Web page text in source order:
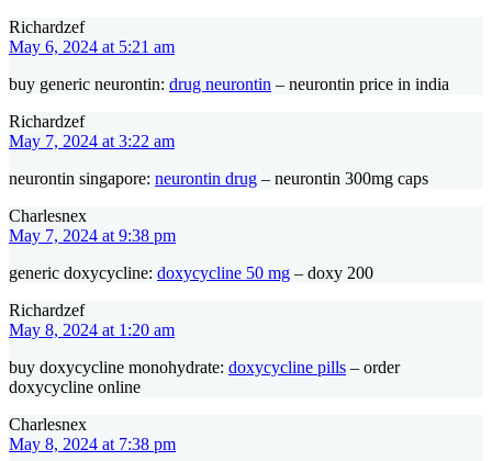
Richardzef
May 6, 2024 at 5:21 am
buy generic neurontin: drug neurontin – neurontin price in india
Richardzef
May 7, 2024 at 3:22 am
neurontin singapore: neurontin drug – neurontin 300mg caps
Charlesnex
May 7, 2024 at 9:38 pm
generic doxycycline: doxycycline 50 mg – doxy 200
Richardzef
May 8, 2024 at 1:20 am
buy doxycycline monohydrate: doxycycline pills – order
doxycycline online
Charlesnex
May 8, 2024 at 7:38 pm